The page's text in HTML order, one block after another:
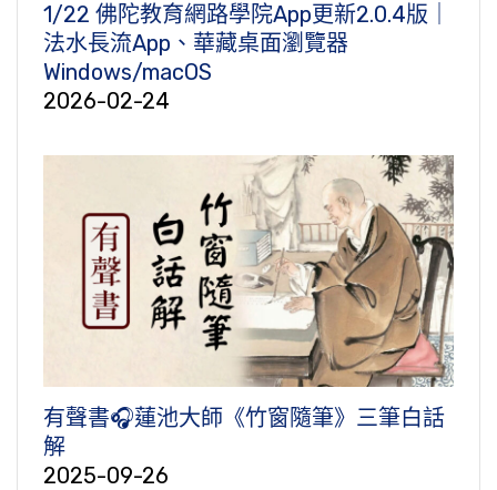
1/22 佛陀教育網路學院App更新2.0.4版｜
法水長流App、華藏桌面瀏覽器
Windows/macOS
2026-02-24
有聲書🎧蓮池大師《竹窗隨筆》三筆白話
解
2025-09-26